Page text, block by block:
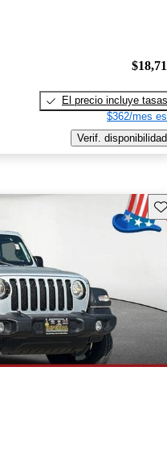
El precio incluye tasas
$362/mes
Verif. disponibilidad